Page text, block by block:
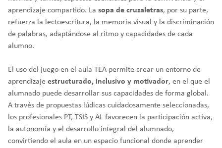
aprendizaje compartido. La sopa de cruzaletras, por su parte,
refuerza la lectoescritura, la memoria visual y la discriminación
de palabras, adaptándose al ritmo y capacidades de cada
alumno.
El uso del juego en el aula TEA permite crear un entorno de
aprendizaje estructurado, inclusivo y motivador, en el que el
alumnado puede desarrollar sus capacidades de forma global.
A través de propuestas lúdicas cuidadosamente seleccionadas,
los profesionales PT, TSIS y AL favorecen la participación activa,
la autonomía y el desarrollo integral del alumnado,
convirtiendo el aula en un espacio funcional donde aprender